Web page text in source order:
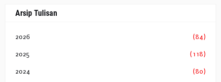
Arsip Tulisan
2026 (84)
2025 (118)
2024 (80)